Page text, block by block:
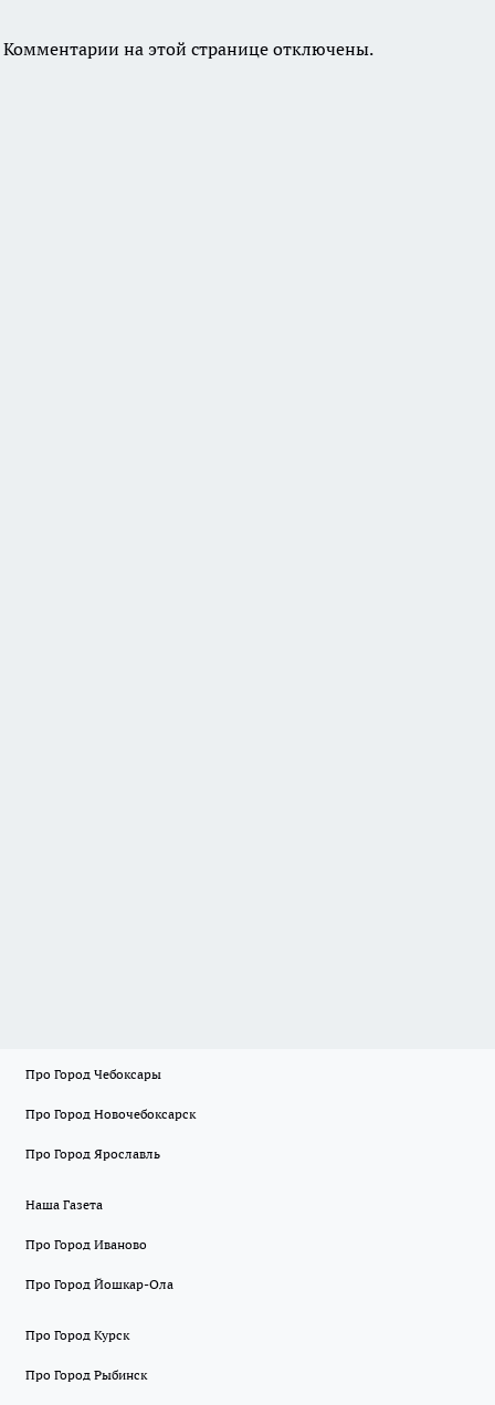
Комментарии на этой странице отключены.
Про Город Чебоксары
Про Город Новочебоксарск
Про Город Ярославль
Наша Газета
Про Город Иваново
Про Город Йошкар-Ола
Про Город Курск
Про Город Рыбинск